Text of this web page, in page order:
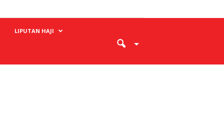
LIPUTAN HAJI